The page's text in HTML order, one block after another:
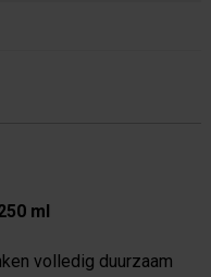
ml
volledig duurzaam